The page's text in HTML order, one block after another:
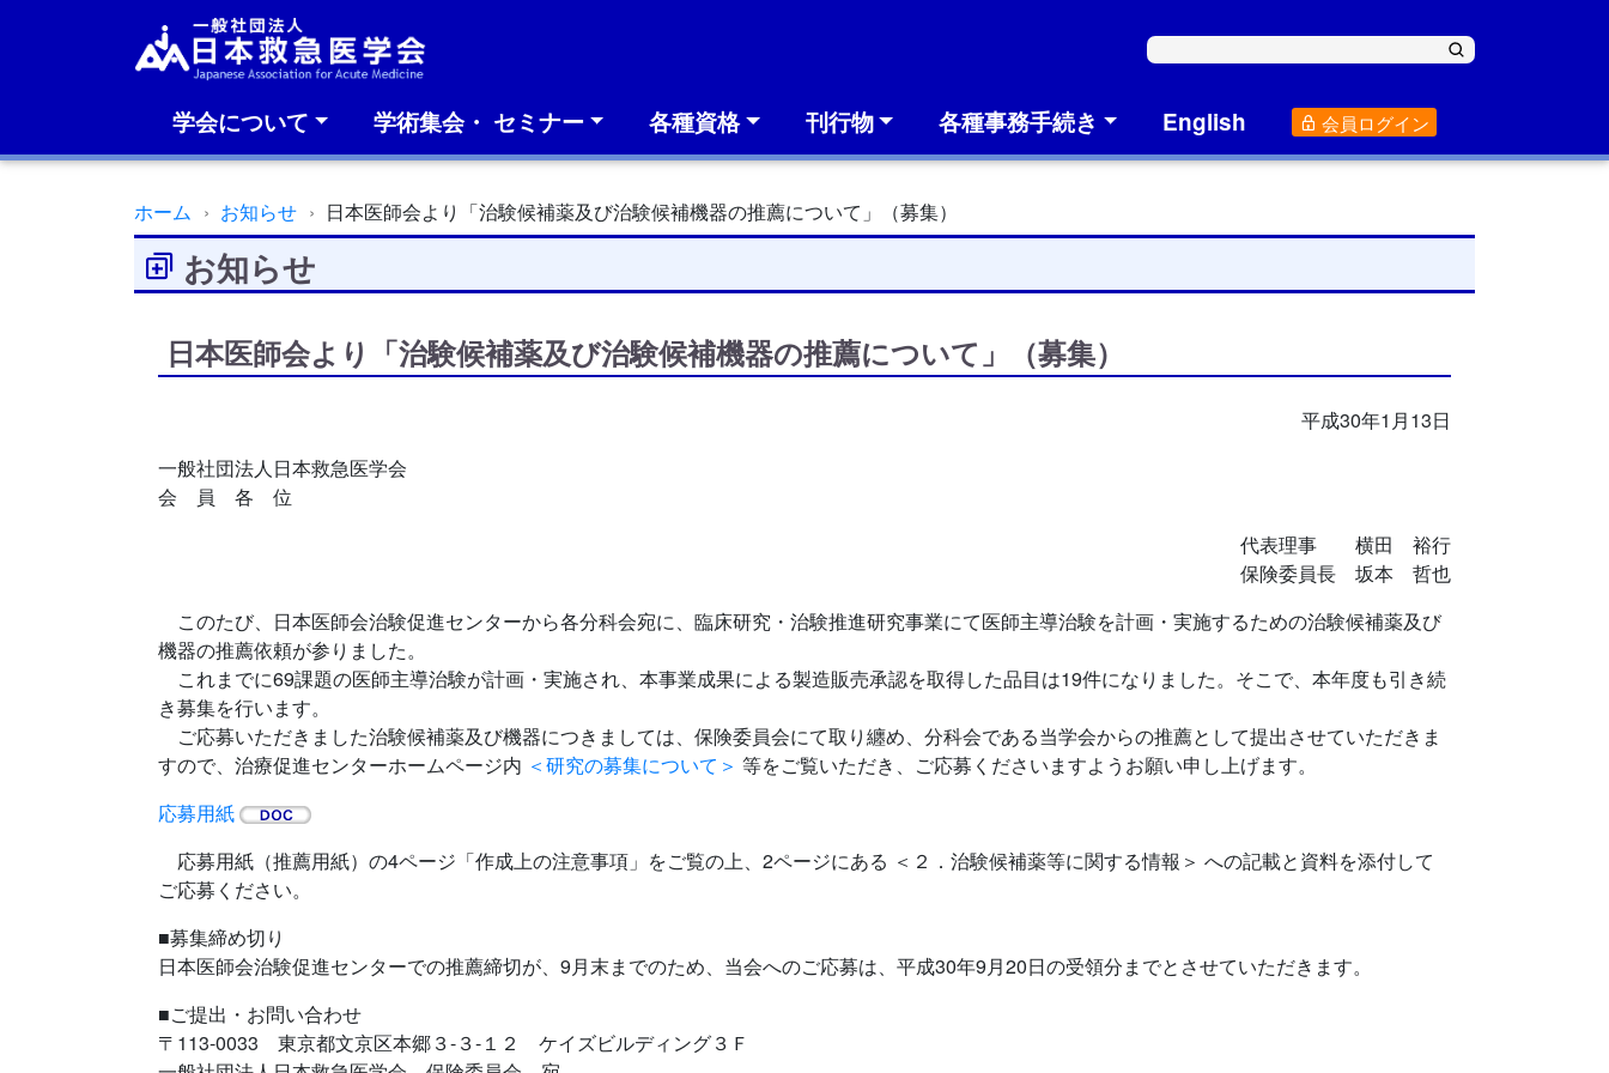
学会について 学術集会・ セミナー 各種資格 刊行物 各種事務手続き English 会員ログイン
ホーム お知らせ 日本医師会より「治験候補薬及び治験候補機器の推薦について」（募集）
お知らせ
日本医師会より「治験候補薬及び治験候補機器の推薦について」（募集）
平成30年1月13日
一般社団法人日本救急医学会
会 員 各 位
代表理事 横田 裕行
保険委員長 坂本 哲也
このたび、日本医師会治験促進センターから各分科会宛に、臨床研究・治験推進研究事業にて医師主導治験を計画・実施するための治験候補薬及び
機器の推薦依頼が参りました。
これまでに69課題の医師主導治験が計画・実施され、本事業成果による製造販売承認を取得した品目は19件になりました。そこで、本年度も引き続
き募集を行います。
ご応募いただきました治験候補薬及び機器につきましては、保険委員会にて取り纏め、分科会である当学会からの推薦として提出させていただきま
すので、治療促進センターホームページ内 ＜研究の募集について＞ 等をご覧いただき、ご応募くださいますようお願い申し上げます。
応募用紙
応募用紙（推薦用紙）の4ページ「作成上の注意事項」をご覧の上、2ページにある ＜２．治験候補薬等に関する情報＞ への記載と資料を添付して
ご応募ください。
■募集締め切り
日本医師会治験促進センターでの推薦締切が、9月末までのため、当会へのご応募は、平成30年9月20日の受領分までとさせていただきます。
■ご提出・お問い合わせ
〒113-0033 東京都文京区本郷３-３-１２ ケイズビルディング３Ｆ